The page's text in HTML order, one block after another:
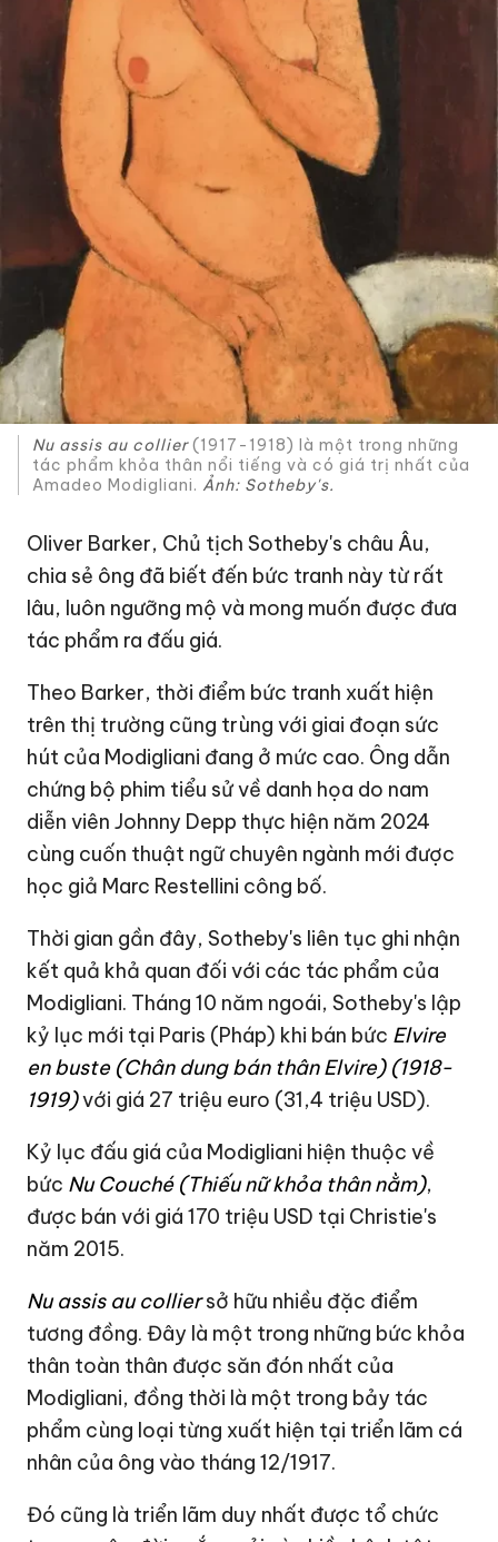
Nu assis au collier(1917-1918) là một trong những
tác phẩm khỏa thân nổi tiếng và có giá trị nhất của
Amadeo Modigliani. Ảnh: Sotheby's.
Oliver Barker, Chủ tịch Sotheby's châu Âu,
chia sẻ ông đã biết đến bức tranh này từ rất
lâu, luôn ngưỡng mộ và mong muốn được đưa
tác phẩm ra đấu giá.
Theo Barker, thời điểm bức tranh xuất hiện
trên thị trường cũng trùng với giai đoạn sức
hút của Modigliani đang ở mức cao. Ông dẫn
chứng bộ phim tiểu sử về danh họa do nam
diễn viên Johnny Depp thực hiện năm 2024
cùng cuốn thuật ngữ chuyên ngành mới được
học giả Marc Restellini công bố.
Thời gian gần đây, Sotheby's liên tục ghi nhận
kết quả khả quan đối với các tác phẩm của
Modigliani. Tháng 10 năm ngoái, Sotheby's lập
kỷ lục mới tại Paris (Pháp) khi bán bức Elvire
en buste (Chân dung bán thân Elvire) (1918-
1919)với giá 27 triệu euro (31,4 triệu USD).
Kỷ lục đấu giá của Modigliani hiện thuộc về
bức Nu Couché (Thiếu nữ khỏa thân nằm),
được bán với giá170 triệu USD tại Christie's
năm 2015.
Nu assis au colliersở hữu nhiều đặc điểm
tương đồng. Đây là một trong những bức khỏa
thân toàn thân được săn đón nhất của
Modigliani, đồng thời là một trong bảy tác
phẩm cùng loại từng xuất hiện tại triển lãm cá
nhân của ông vào tháng 12/1917.
Đó cũng là triển lãm duy nhất được tổ chức